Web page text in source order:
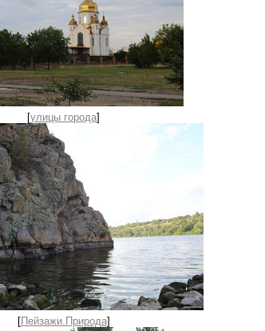
[улицы города]
[Пейзажи.Природа]